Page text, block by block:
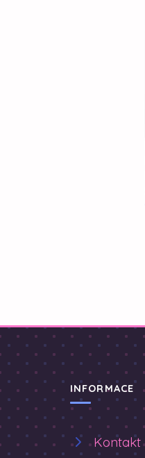
INFORMACE
Kontakt